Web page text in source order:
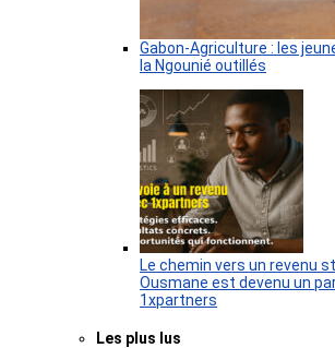
Gabon-Agriculture : les
la Ngounié outillés
Le chemin vers un revenu
Ousmane est devenu un
1xpartners
Les plus lus